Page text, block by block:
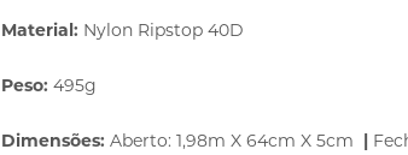
Material: Nylon Ripstop 40D
Peso:495g
Dimensões:Aberto: 1,98m X 64cm X 5cm |